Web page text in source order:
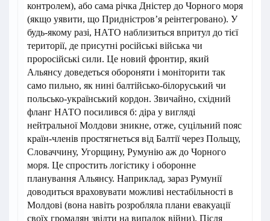
контролем), або сама річка Дністер до Чорного моря
(якщо уявити, що Придністров’я реінтегровано). У
будь-якому разі, НАТО наблизиться впритул до тієї
території, де присутні російські війська чи
проросійські сили. Це новий фронтир, який
Альянсу доведеться обороняти і моніторити так
само пильно, як нині балтійсько-білоруський чи
польсько-український кордон. Звичайно, східний
фланг НАТО посилився б: діра у вигляді
нейтральної Молдови зникне, отже, суцільний пояс
країн-членів простягнеться від Балтії через Польщу,
Словаччину, Угорщину, Румунію аж до Чорного
моря. Це спростить логістику і оборонне
планування Альянсу. Наприклад, зараз Румунії
доводиться враховувати можливі нестабільності в
Молдові (вона навіть розробляла плани евакуації
своїх громадян звідти на випадок війни). Після